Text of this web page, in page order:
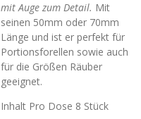
mit Auge zum Detail. Mit
seinen 50mm oder 70mm
Länge und ist er perfekt für
Portionsforellen sowie auch
für die Größen Räuber
geeignet.
Inhalt Pro Dose 8 Stück